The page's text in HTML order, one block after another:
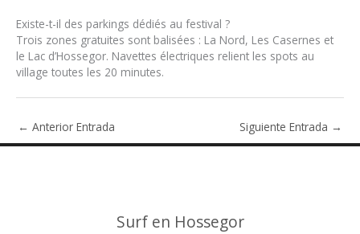
Existe-t-il des parkings dédiés au festival ?
Trois zones gratuites sont balisées : La Nord, Les Casernes et
le Lac d’Hossegor. Navettes électriques relient les spots au
village toutes les 20 minutes.
← Anterior Entrada Siguiente Entrada →
Surf en Hossegor